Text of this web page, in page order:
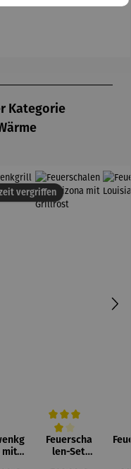
Kategorie
vergriffen
Durchschnittliche
Feuerscha
len-Set